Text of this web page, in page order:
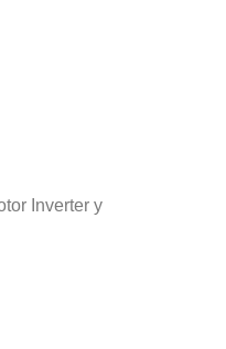
Inverter y